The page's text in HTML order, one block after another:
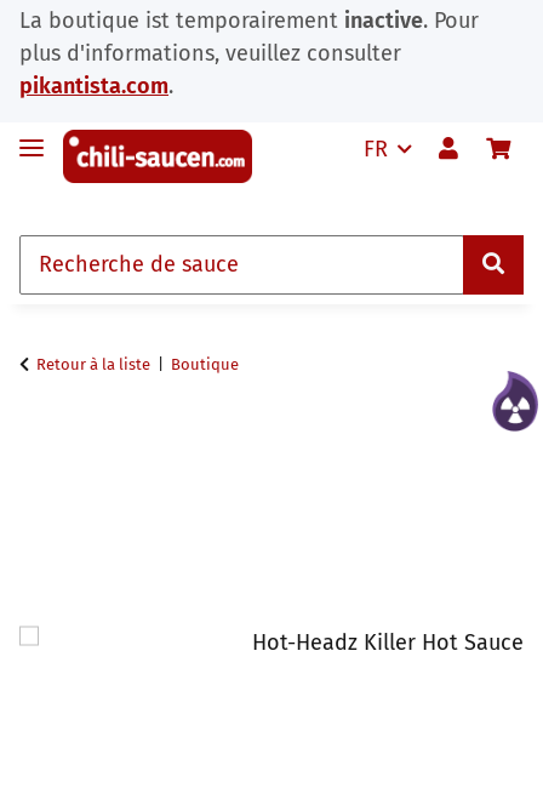
La boutique ist temporairement inactive. Pour
plus d'informations, veuillez consulter
pikantista.com.
FR
Retour à la liste Boutique